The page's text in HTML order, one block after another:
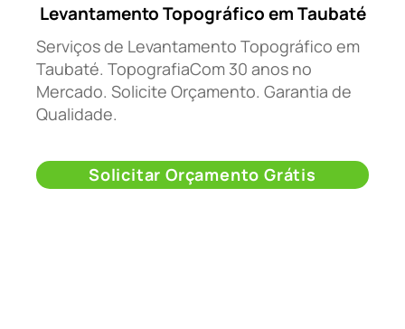
Levantamento Topográfico em Taubaté
Serviços de Levantamento Topográfico em
Taubaté. TopografiaCom 30 anos no
Mercado. Solicite Orçamento. Garantia de
Qualidade.
Solicitar Orçamento Grátis